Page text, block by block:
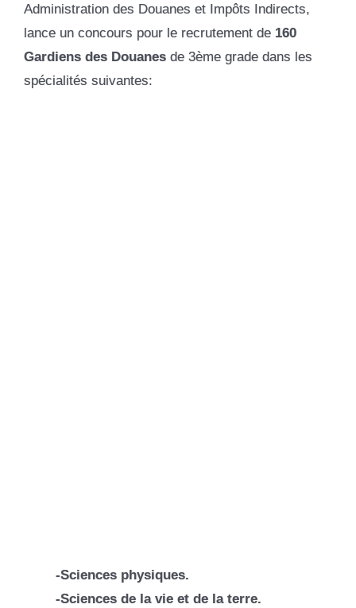
Administration des Douanes et Impôts Indirects,
lance un concours pour le recrutement de 160
Gardiens des Douanes de 3ème grade dans les
spécialités suivantes:
-Sciences physiques.
-Sciences de la vie et de la terre.